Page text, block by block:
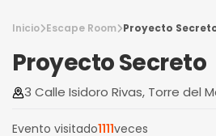
Inicio Escape Room Proyecto
Proyecto Secreto
3 Calle Isidoro Rivas, Torre del
Evento visitado1111veces